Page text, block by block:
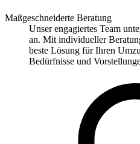
Maßgeschneiderte Beratung
Unser engagiertes Team
an. Mit individueller
beste Lösung für Ihren
Bedürfnisse und